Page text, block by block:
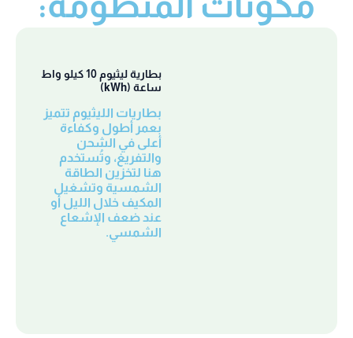
بطارية ليثيوم 10 كيلو واط
ساعة (kWh)
بطاريات الليثيوم تتميز
بعمر أطول وكفاءة
أعلى في الشحن
والتفريغ، وتُستخدم
هنا لتخزين الطاقة
الشمسية وتشغيل
المكيف خلال الليل أو
عند ضعف الإشعاع
الشمسي.